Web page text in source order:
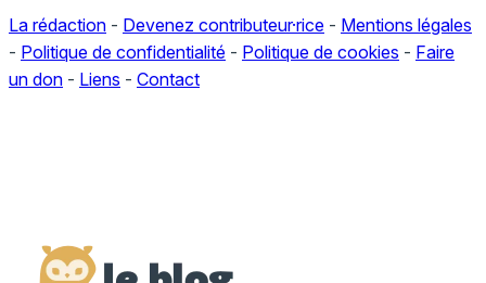
La rédaction - Devenez contributeur·rice - Mentions légales
- Politique de confidentialité - Politique de cookies - Faire
un don - Liens - Contact